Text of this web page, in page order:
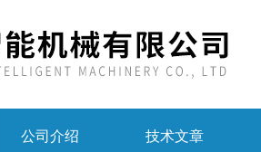
公司介绍 技术文章